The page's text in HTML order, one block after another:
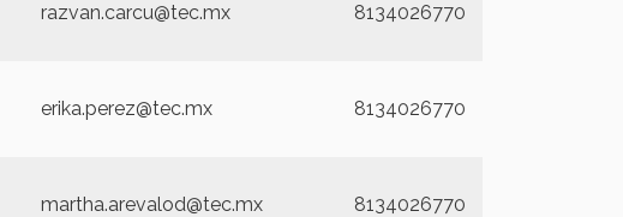
razvan.carcu@tec.mx 8134026770
erika.perez@tec.mx 8134026770
martha.arevalod@tec.mx 8134026770